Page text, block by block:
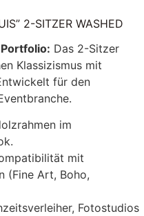
2-SITZER WASHED
Das 2-Sitzer
Klassizismus mit
für den
im
mit
(Fine Art, Boho,
Fotostudios